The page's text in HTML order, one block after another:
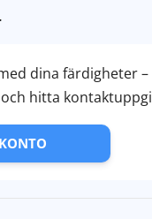
dina färdigheter
hitta